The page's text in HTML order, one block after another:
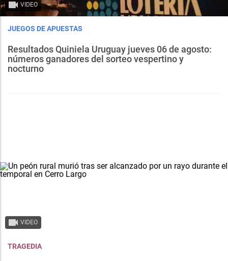
VIDEO
JUEGOS DE APUESTAS
Resultados Quiniela Uruguay jueves 06 de agosto:
números ganadores del sorteo vespertino y
nocturno
VIDEO
TRAGEDIA